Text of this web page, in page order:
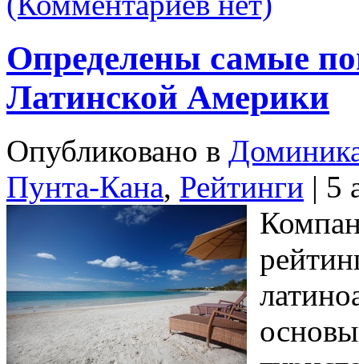
Определены самые
Латинской Америки
Опубликовано в
Пунта-Кана, Рейтинги | 5